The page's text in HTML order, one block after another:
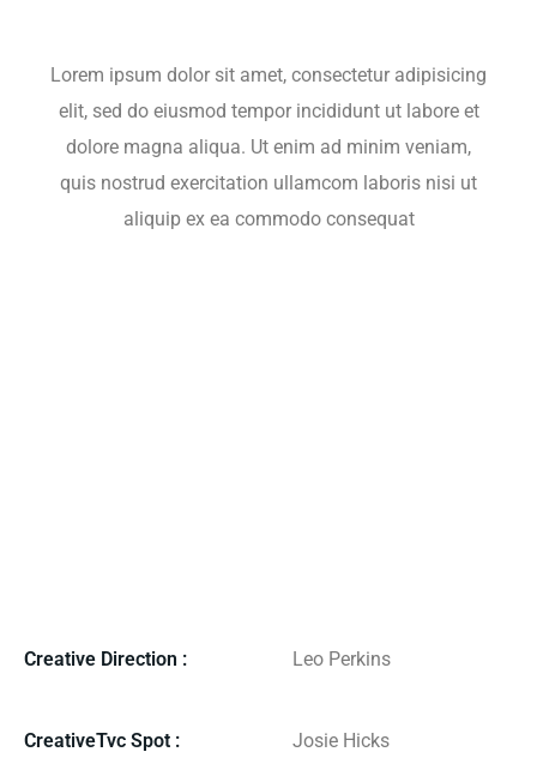
Lorem ipsum dolor sit amet, consectetur adipisicing
elit, sed do eiusmod tempor incididunt ut labore et
dolore magna aliqua. Ut enim ad minim veniam,
quis nostrud exercitation ullamcom laboris nisi ut
aliquip ex ea commodo consequat
Creative Direction :
CreativeTvc Spot :
Leo Perkins
Josie Hicks